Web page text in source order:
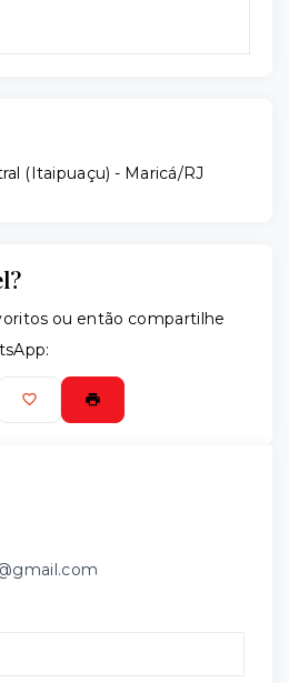
(Itaipuaçu) - Maricá/RJ
ou então compartilhe